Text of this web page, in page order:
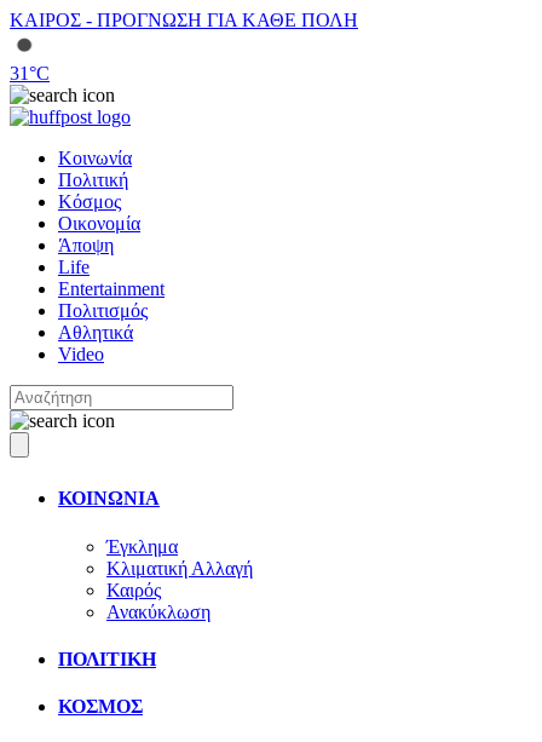
ΚΑΙΡΟΣ - ΠΡΟΓΝΩΣΗ ΓΙΑ ΚΑΘΕ ΠΟΛΗ
31°C
Κοινωνία
Πολιτική
Κόσμος
Οικονομία
Άποψη
Life
Entertainment
Πολιτισμός
Αθλητικά
Video
ΚΟΙΝΩΝΙΑ
Έγκλημα
Κλιματική Αλλαγή
Καιρός
Ανακύκλωση
ΠΟΛΙΤΙΚΗ
ΚΟΣΜΟΣ